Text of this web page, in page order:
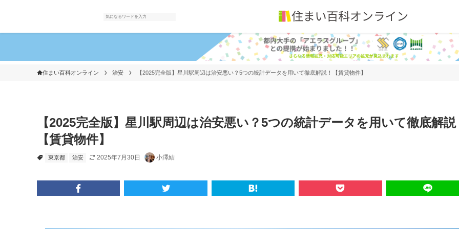
住まい百科オンライン 治安 【2025完全版】星川駅周辺は治安悪い？5つの統計データを用いて徹底解説！【賃貸物件】
【2025完全版】星川駅周辺は治安悪い？5つの統計データを用いて徹底解説
【賃貸物件】
東京都 治安 2025年7月30日 小澤結